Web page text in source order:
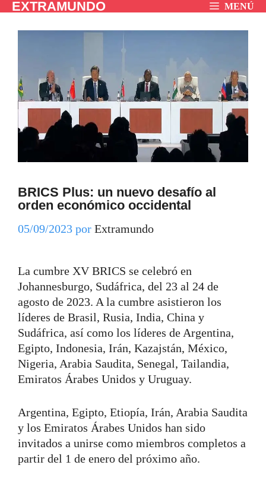
SaltarEXTRAMUNDO MENÚ
BRICS Plus: un nuevo desafío al
orden económico occidental
05/09/2023 por Extramundo
La cumbre XV BRICS se celebró en
Johannesburgo, Sudáfrica, del 23 al 24 de
agosto de 2023. A la cumbre asistieron los
líderes de Brasil, Rusia, India, China y
Sudáfrica, así como los líderes de Argentina,
Egipto, Indonesia, Irán, Kazajstán, México,
Nigeria, Arabia Saudita, Senegal, Tailandia,
Emiratos Árabes Unidos y Uruguay.
Argentina, Egipto, Etiopía, Irán, Arabia Saudita
y los Emiratos Árabes Unidos han sido
invitados a unirse como miembros completos a
partir del 1 de enero del próximo año.